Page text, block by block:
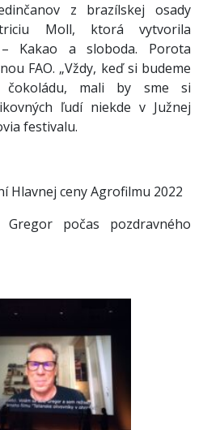
z brazílskej osady
Moll, ktorá vytvorila
Kakao a sloboda. Porota
FAO. „Vždy, keď si budeme
čokoládu, mali by sme si
ľudí niekde v Južnej
festivalu.
Hlavnej ceny Agrofilmu 2022
počas pozdravného